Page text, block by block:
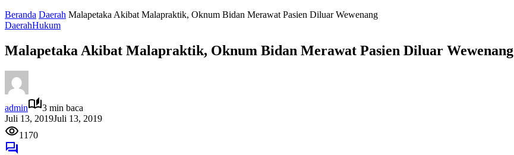
Beranda Daerah Malapetaka Akibat Malapraktik, Oknum Bidan Merawat Pasien Diluar Wewenang
DaerahHukum
Malapetaka Akibat Malapraktik, Oknum Bidan Merawat Pasien Diluar Wewenang
admin
3 min baca
Juli 13, 2019Juli 13, 2019
1170